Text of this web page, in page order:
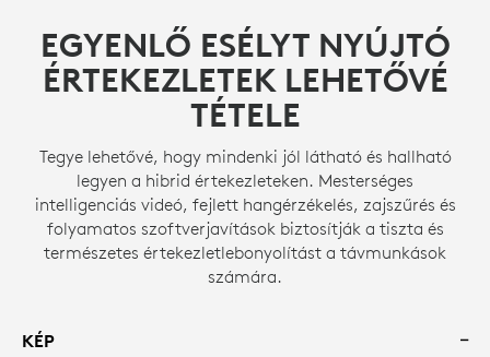
EGYENLŐ ESÉLYT NYÚJTÓ
ÉRTEKEZLETEK LEHETŐVÉ
TÉTELE
Tegye lehetővé, hogy mindenki jól látható és hallható
legyen a hibrid értekezleteken. Mesterséges
intelligenciás videó, fejlett hangérzékelés, zajszűrés és
folyamatos szoftverjavítások biztosítják a tiszta és
természetes értekezletlebonyolítást a távmunkások
számára.
KÉP